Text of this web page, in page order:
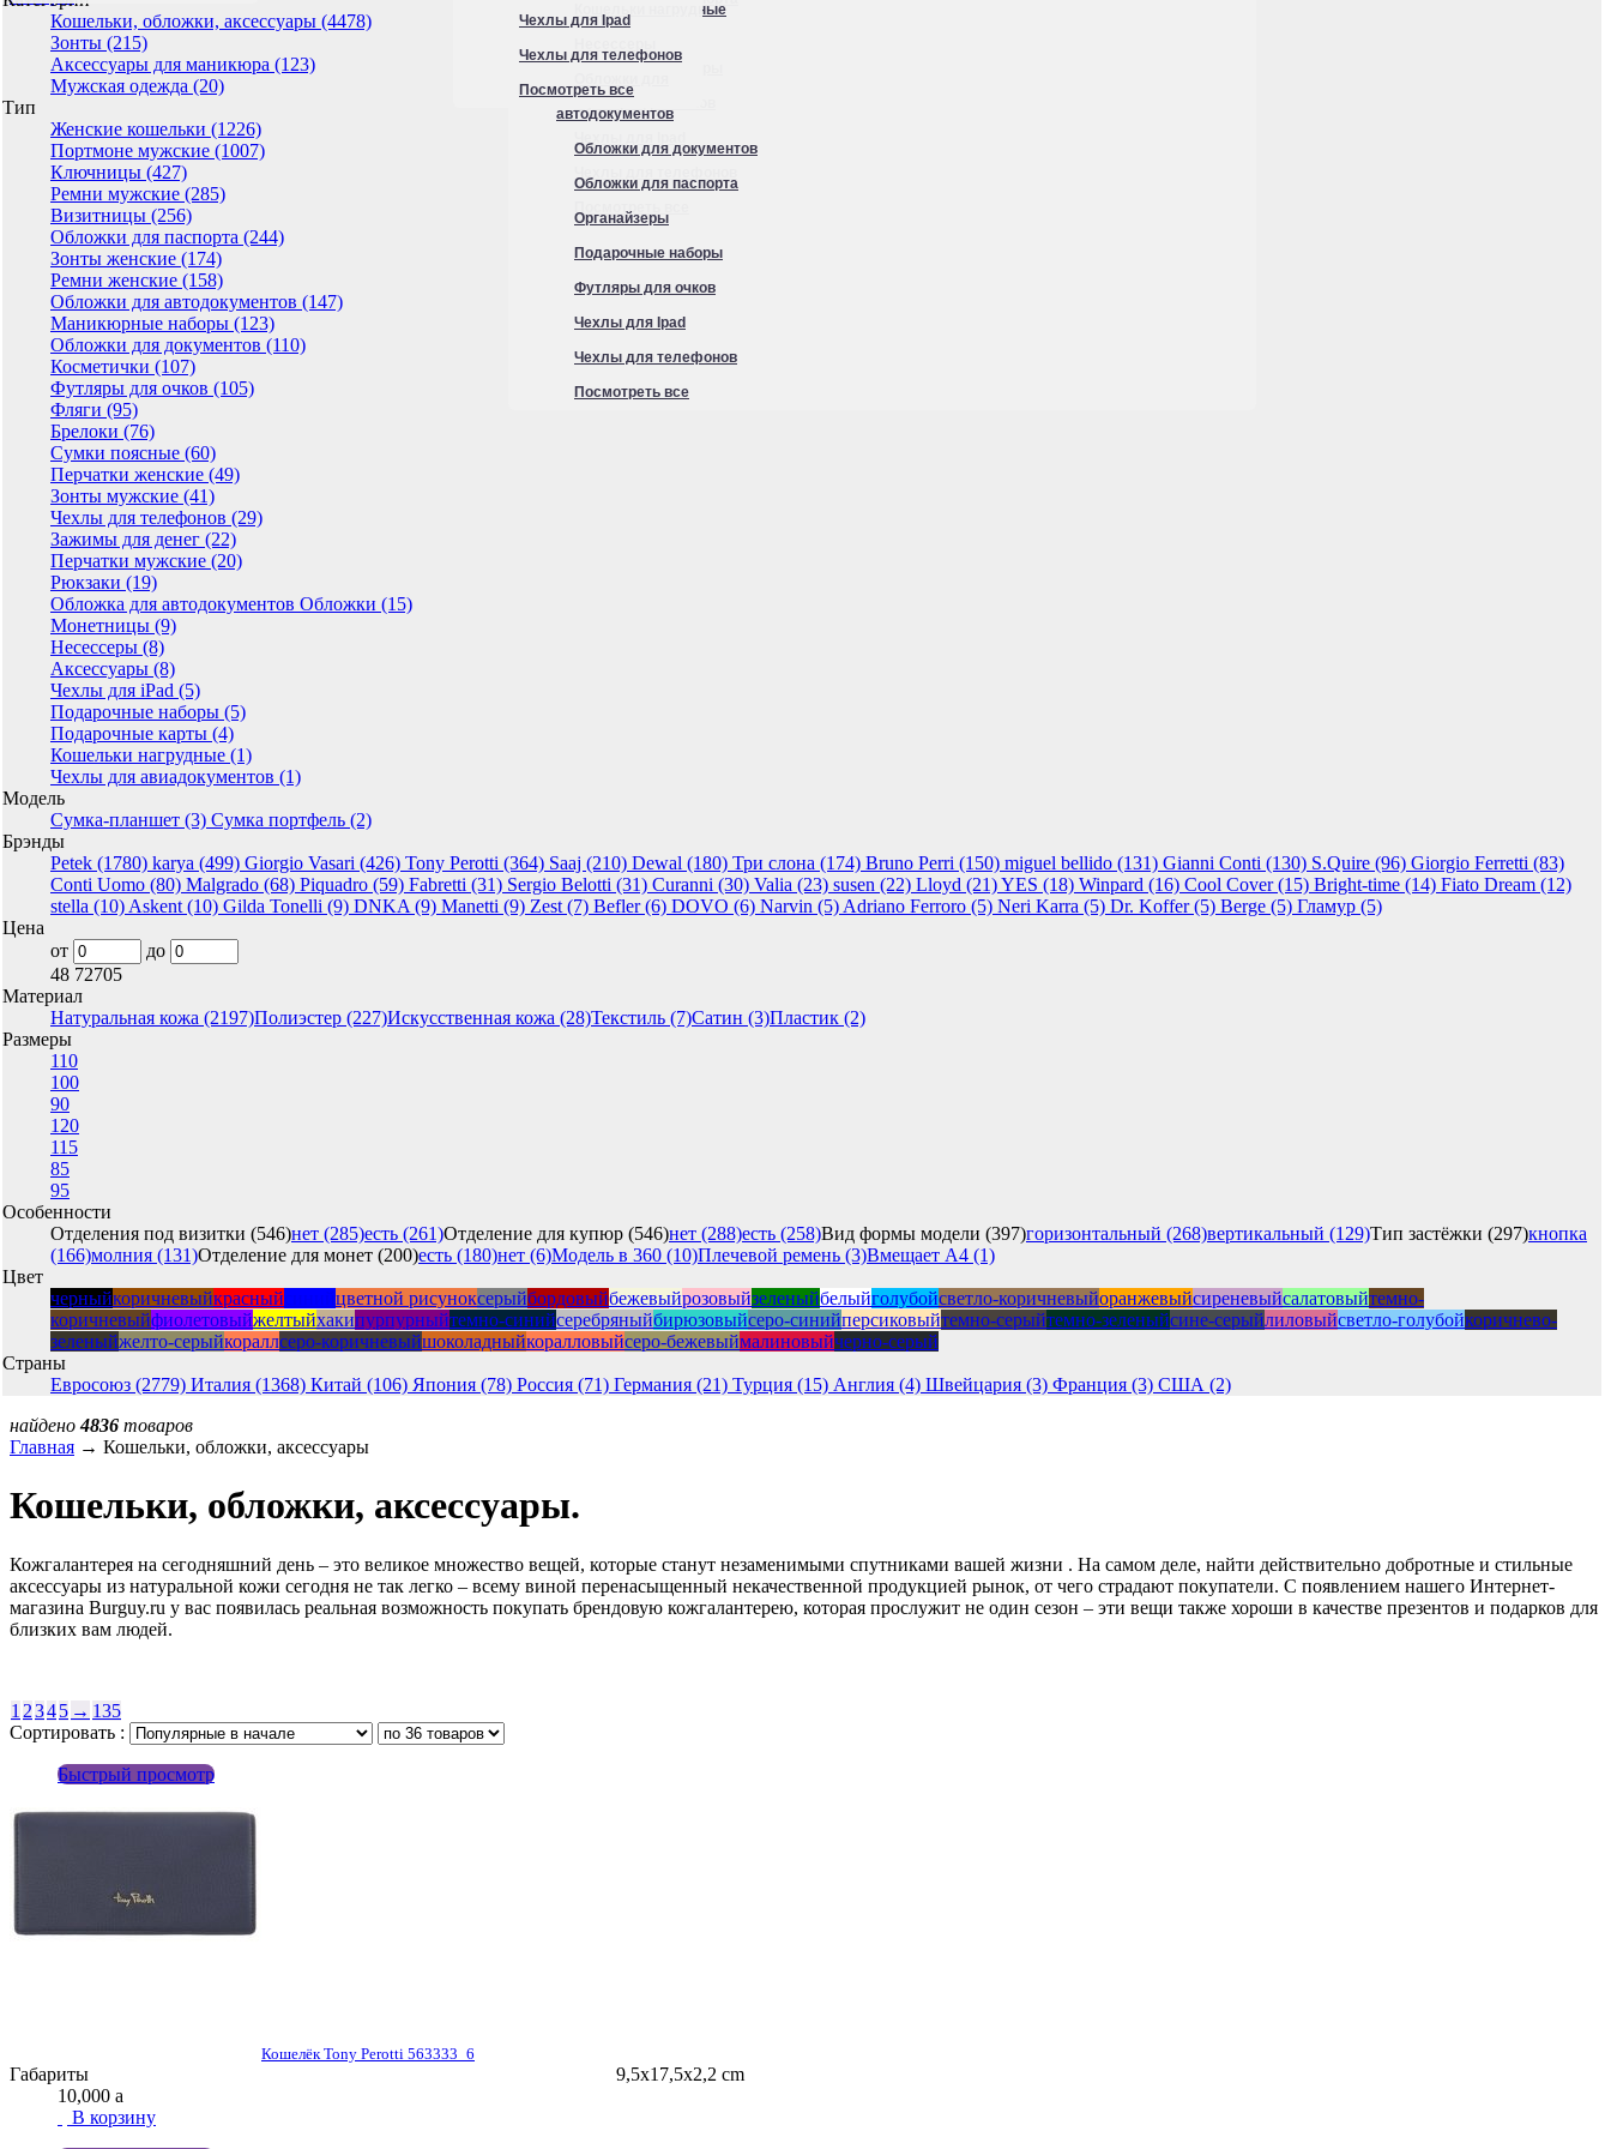
Посмотреть все
Кошельки нагрудные
автодокументов
Обложки для документов
Обложки для паспорта
Органайзеры
Подарочные наборы
Футляры для очков
Чехлы для Ipad
Чехлы для телефонов
Посмотреть все
Чехлы для Ipad
Чехлы для телефонов
Посмотреть все
Кошельки, обложки, аксессуары (4478)
Зонты (215)
Аксессуары для маникюра (123)
Мужская одежда (20)
Тип
Женские кошельки (1226)
Портмоне мужские (1007)
Ключницы (427)
Ремни мужские (285)
Визитницы (256)
Обложки для паспорта (244)
Зонты женские (174)
Ремни женские (158)
Обложки для автодокументов (147)
Маникюрные наборы (123)
Обложки для документов (110)
Косметички (107)
Футляры для очков (105)
Фляги (95)
Брелоки (76)
Сумки поясные (60)
Перчатки женские (49)
Зонты мужские (41)
Чехлы для телефонов (29)
Зажимы для денег (22)
Перчатки мужские (20)
Рюкзаки (19)
Обложка для автодокументов Обложки (15)
Монетницы (9)
Несессеры (8)
Аксессуары (8)
Чехлы для iPad (5)
Подарочные наборы (5)
Подарочные карты (4)
Кошельки нагрудные (1)
Чехлы для авиадокументов (1)
Модель
Сумка-планшет (3) Сумка портфель (2)
Брэнды
Petek (1780) karya (499) Giorgio Vasari (426) Tony Perotti (364) Saaj (210) Dewal (180) Три слона (174) Bruno Perri (150) miguel bellido (131) Gianni Conti (130) S.Quire (96) Giorgio Ferretti (83)
Conti Uomo (80) Malgrado (68) Piquadro (59) Fabretti (31) Sergio Belotti (31) Curanni (30) Valia (23) susen (22) Lloyd (21)YES (18) Winpard (16) Cool Cover (15) Bright-time (14) Fiato Dream (12)
stella (10) Askent (10) Gilda Tonelli (9) DNKA (9) Manetti (9) Zest (7) Befler (6) DOVO (6) Narvin (5) Adriano Ferroro (5) Neri Karra (5) Dr. Koffer (5) Berge (5) Гламур (5)
Цена
от
до
48 72705
Материал
Натуральная кожа (2197)Полиэстер (227)Искусственная кожа (28)Текстиль (7)Cатин (3)Пластик (2)
Размеры
110
100
90
120
115
85
95
Особенности
Отделения под визитки (546)нет (285)есть (261)Отделение для купюр (546)нет (288)есть (258)Вид формы модели (397)горизонтальный (268)вертикальный (129)Тип застёжки (297)кнопка
(166)молния (131)Отделение для монет (200)есть (180)нет (6)Модель в 360 (10)Плечевой ремень (3)Вмещает А4 (1)
Цвет
черныйкоричневыйкрасный цветной рисуноксерыйбордовыйбежевыйрозовыйзеленыйбелыйголубойсветло-коричневыйоранжевыйсиреневыйсалатовыйтемно-
коричневыйфиолетовыйжелтыйхакипурпурныйтемно-синийсеребряныйбирюзовыйсеро-синийперсиковыйтемно-серыйтемно-зеленыйсине-серыйлиловыйсветло-голубойкоричнево-
зеленыйжелто-серыйкораллсеро-коричневыйшоколадныйкоралловыйсеро-бежевыймалиновыйчерно-серый
Страны
Евросоюз (2779) Италия (1368) Китай (106) Япония (78) Россия (71) Германия (21) Турция (15) Англия (4) Швейцария (3) Франция (3) США (2)
найдено4836 товаров
Главная → Кошельки, обложки, аксессуары
Кошельки, обложки, аксессуары.
Кожгалантерея на сегодняшний день – это великое множество вещей, которые станут незаменимыми спутниками вашей жизни . На самом деле, найти действительно добротные и стильные
аксессуары из натуральной кожи сегодня не так легко – всему виной перенасыщенный некачественной продукцией рынок, от чего страдают покупатели. С появлением нашего Интернет-
магазина Burguy.ru у вас появилась реальная возможность покупать брендовую кожгалантерею, которая прослужит не один сезон – эти вещи также хороши в качестве презентов и подарков для
близких вам людей.
1 2345 → 135
Сортировать :
Быстрый просмотр
Кошелёк Tony Perotti 563333_6
Габариты
9,5x17,5x2,2 cm
10,000 a
В корзину